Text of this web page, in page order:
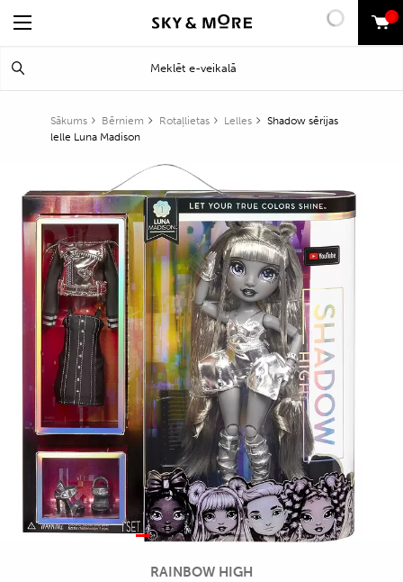
0
Sākums Bērniem Rotaļlietas Lelles
Shadow sērijas
lelle Luna Madison
RAINBOW HIGH